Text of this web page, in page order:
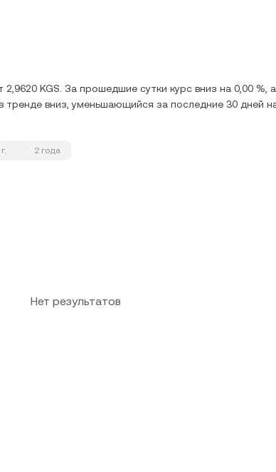
2,9620 KGS. За прошедшие сутки курс вниз на 0,00 %,
тренде вниз, уменьшающийся за последние 30 дней
2 года
Нет результатов